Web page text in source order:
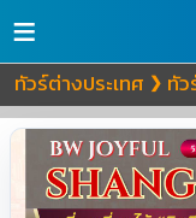
≡
ทัวร์ต่างประเทศ ❯ ทั